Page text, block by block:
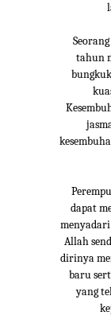
tahun
dapat
Allah
dirinya
baru
yang